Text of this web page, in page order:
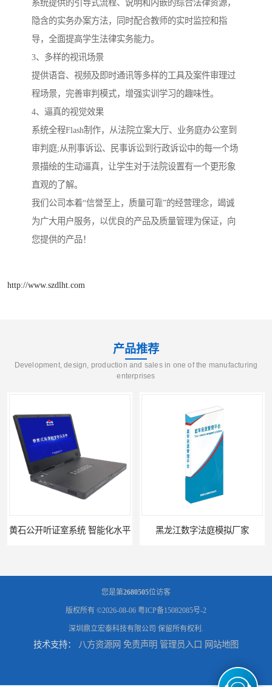
系统提供的引导式流程、说明和内嵌的综合法律资源，
隐含的实务办案方法，同时配合教师的实时监控和指
导，全面提高学生法律实务能力。
3、多样的视讯场景
提供语音、视频及即时通讯等多样的工具及案件审理过
程场景，完善审判模式，增强实训学习的趣味性。
4、逼真的视觉效果
系统全程Flash制作，从法院立案大厅、业务庭办公室到
审判庭;从刑事诉讼、民事诉讼到行政诉讼中的每一个场
景描绘的生动逼真，让学生对于法院设置有一个更形象
直观的了解。
我们公司本着“信誉至上，质量可靠”的经营理念，竭诚
为广大用户服务，以优良的产品及质量管理为保证，向
您提供的产品！
http://www.szdlht.com
产品推荐
Development, design, production and sales in one of the manufacturing
enterprises
黄石公开听证室系统 智能化水平 黑龙江数字法庭模拟厂家
六盘水模拟法庭厂家 承德心理咨询录像室厂家
您是第2680505位访客
版权所有 ©2026-08-06 粤ICP备15082085号-2
深圳鼎立宏泰科技有限公司 保留所有权利.
技术支持： 八方资源网 免责声明 管理员入口 网站地图